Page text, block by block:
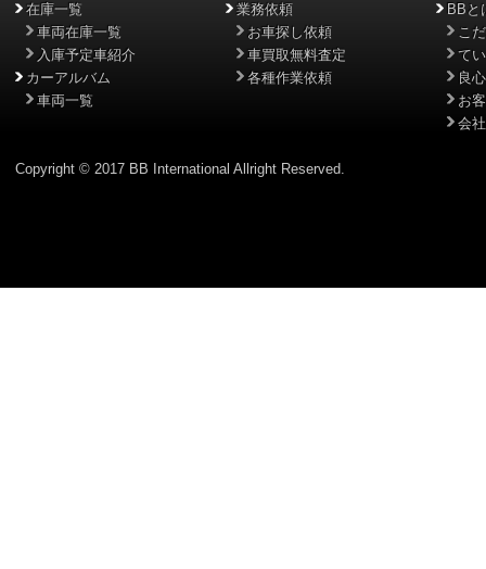
在庫一覧
車両在庫一覧
入庫予定車紹介
カーアルバム
車両一覧
業務依頼
お車探し依頼
車買取無料査定
各種作業依頼
BBと
こ
て
良
お
会
Copyright © 2017 BB International Allright Reserved.